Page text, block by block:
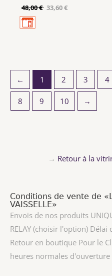
48,00 € 33,60 €
← 1 2 3 4
8 9 10 →
→ Retour à la
Conditions de vente de
VAISSELLE»
Envois de nos produits
RELAY (choisir l'option)
Retour en boutique Pour le
heures normales d'ouverture